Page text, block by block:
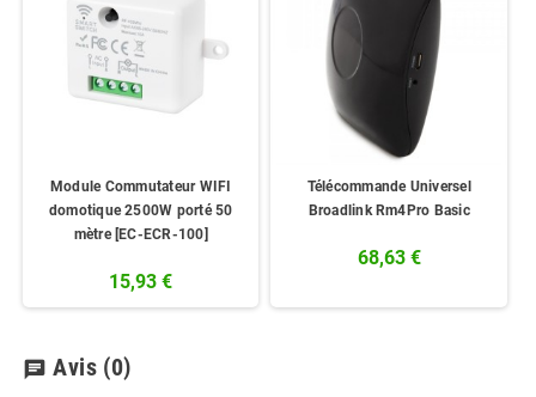
Module Commutateur WIFI
domotique 2500W porté 50
mètre [EC-ECR-100]
15,93 €
Télécommande Universel
Broadlink Rm4Pro Basic
68,63 €
chat Avis (0)